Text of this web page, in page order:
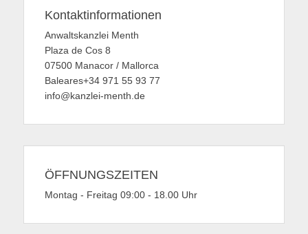
Kontaktinformationen
Anwaltskanzlei Menth
Plaza de Cos 8
07500 Manacor / Mallorca
Baleares+34 971 55 93 77
info@kanzlei-menth.de
ÖFFNUNGSZEITEN
Montag - Freitag 09:00 - 18.00 Uhr